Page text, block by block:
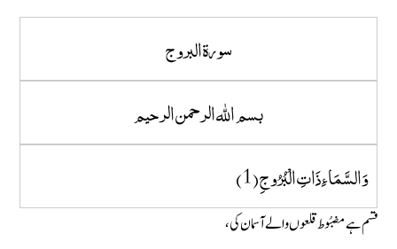
سورة البروج
بسم الله الرحمن الرحيم
وَالسَّمَاءِ ذَاتِ الْبُرُوجِ (1)
قسم ہے مضبُوط قلعوں والے آسمان کی،